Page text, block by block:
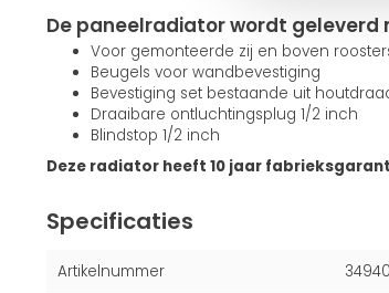
De paneelradiator wordt geleverd
Voor gemonteerde zij en boven
Beugels voor wandbevestiging
Bevestiging set bestaande uit
Draaibare ontluchtingsplug 1/2 inch
Blindstop 1/2 inch
Deze radiator heeft 10 jaar
Specificaties
Artikelnummer